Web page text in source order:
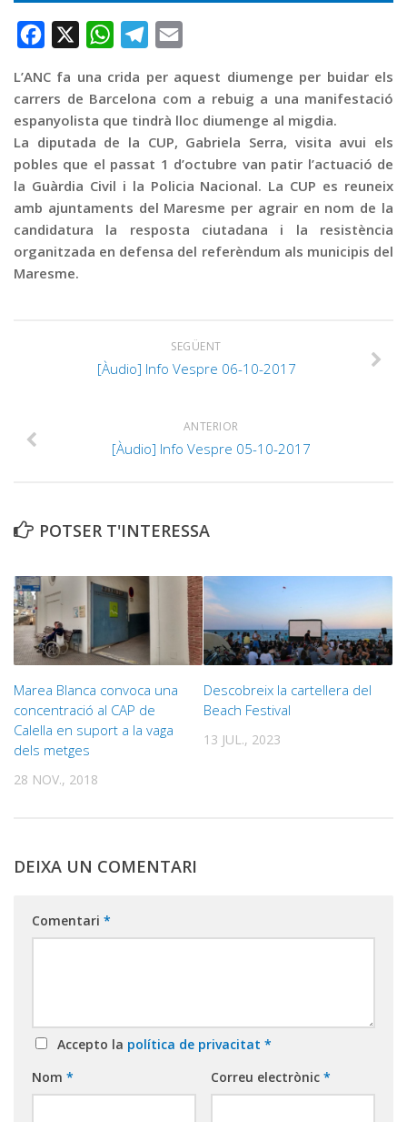
Facebook WhatsAppTelegram
L’ANC fa una crida per aquest diumenge per buidar els
carrers de Barcelona com a rebuig a una manifestació
espanyolista que tindrà lloc diumenge al migdia.
La diputada de la CUP, Gabriela Serra, visita avui els
pobles que el passat 1 d’octubre van patir l’actuació de
la Guàrdia Civil i la Policia Nacional. La CUP es reuneix
amb ajuntaments del Maresme per agrair en nom de la
candidatura la resposta ciutadana i la resistència
organitzada en defensa del referèndum als municipis del
Maresme.
SEGÜENT
[Àudio] Info Vespre 06-10-2017
ANTERIOR
[Àudio] Info Vespre 05-10-2017
POTSER T'INTERESSA
Marea Blanca convoca una
concentració al CAP de
Calella en suport a la vaga
dels metges
28 NOV., 2018
Descobreix la cartellera del
Beach Festival
13 JUL., 2023
DEIXA UN COMENTARI
Comentari *
Accepto la política de privacitat *
Nom * Correu electrònic *